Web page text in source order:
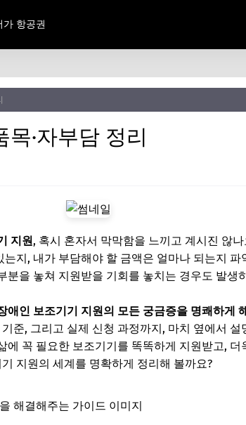
가 항공권
·자부담 정리
지원, 혹시 혼자서 막막함을 느끼고 계시진 않
지, 내가 부담해야 할 금액은 얼마나 되는지
분을 놓쳐 지원받을 기회를 놓치는 경우도 발생
애인 보조기기 지원의 모든 궁금증을 명쾌하게
준, 그리고 실제 신청 과정까지, 마치 옆에서
에 꼭 필요한 보조기기를 똑똑하게 지원받고,
지원의 세계를 명확하게 정리해 볼까요?